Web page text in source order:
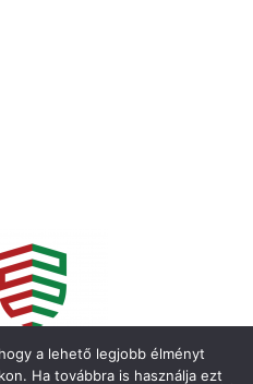
a lehető legjobb élményt
Ha továbbra is használja ezt